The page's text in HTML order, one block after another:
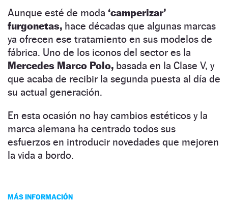
Aunque esté de moda ‘camperizar’
furgonetas, hace décadas que algunas marcas
ya ofrecen ese tratamiento en sus modelos de
fábrica. Uno de los iconos del sector es la
Mercedes Marco Polo, basada en la Clase V, y
que acaba de recibir la segunda puesta al día de
su actual generación.
En esta ocasión no hay cambios estéticos y la
marca alemana ha centrado todos sus
esfuerzos en introducir novedades que mejoren
la vida a bordo.
MÁS INFORMACIÓN